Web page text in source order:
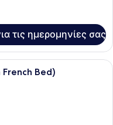
τις ημερομηνίες σας
ξενοδοχείου με ένα
Bed)